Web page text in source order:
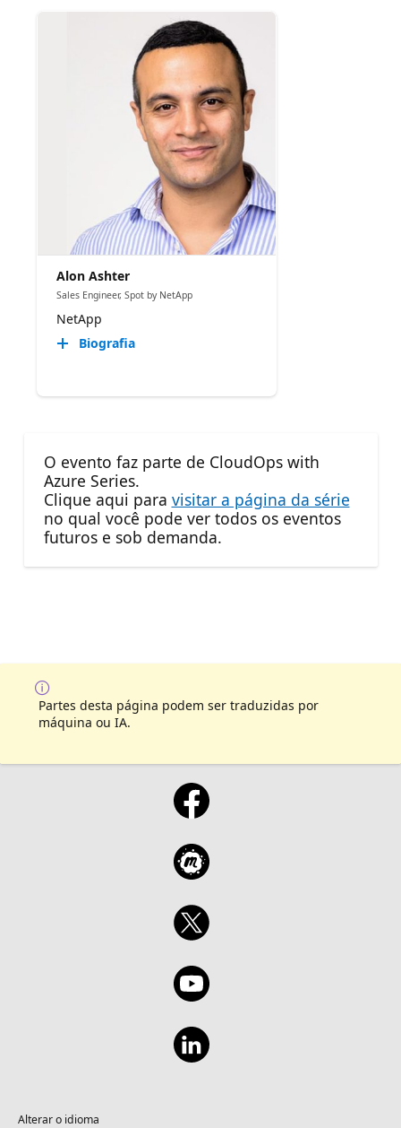
Alon Ashter
Sales Engineer, Spot by NetApp
NetApp
Biografia
O evento faz parte de CloudOps with
Azure Series.
Clique aqui para visitar a página da série
no qual você pode ver todos os eventos
futuros e sob demanda.
Partes desta página podem ser traduzidas por
máquina ou IA.
Alterar o idioma